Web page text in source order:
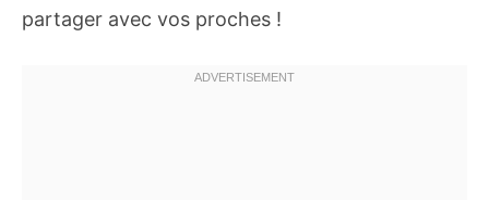
partager avec vos proches !